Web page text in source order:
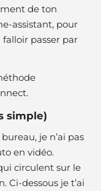
de ton
assistant, pour
falloir passer par
simple)
je n’ai pas
en vidéo.
circulent sur le
dessous je t’ai